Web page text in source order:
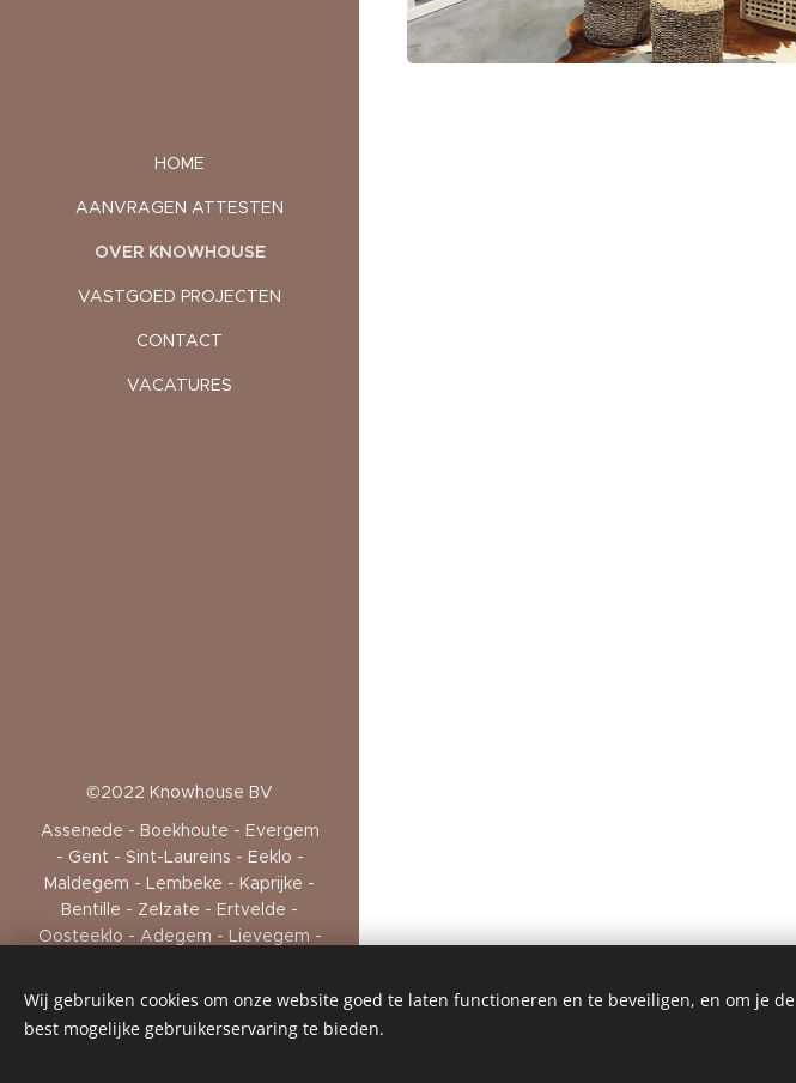
HOME
AANVRAGEN ATTESTEN
OVER KNOWHOUSE
VASTGOED PROJECTEN
CONTACT
VACATURES
©2022 Knowhouse BV
Assenede - Boekhoute - Evergem
- Gent - Sint-Laureins - Eeklo -
Maldegem - Lembeke - Kaprijke -
Bentille - Zelzate - Ertvelde -
Oosteeklo - Adegem - Lievegem -
Sleidinge - Sint-Niklaas - Watervliet
Wij gebruiken cookies om onze website goed te laten functioneren en te beveiligen, en om je de
best mogelijke gebruikerservaring te bieden.